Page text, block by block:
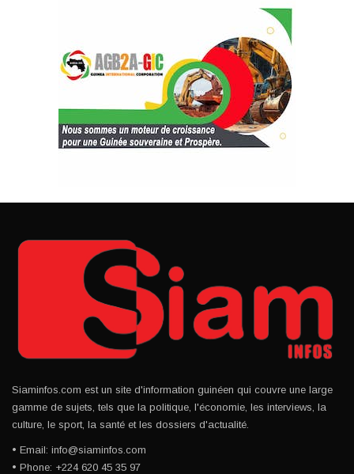
Siaminfos.com est un site d'information guinéen qui couvre une large
gamme de sujets, tels que la politique, l'économie, les interviews, la
culture, le sport, la santé et les dossiers d'actualité.
• Email: info@siaminfos.com
• Phone: +224 620 45 35 97